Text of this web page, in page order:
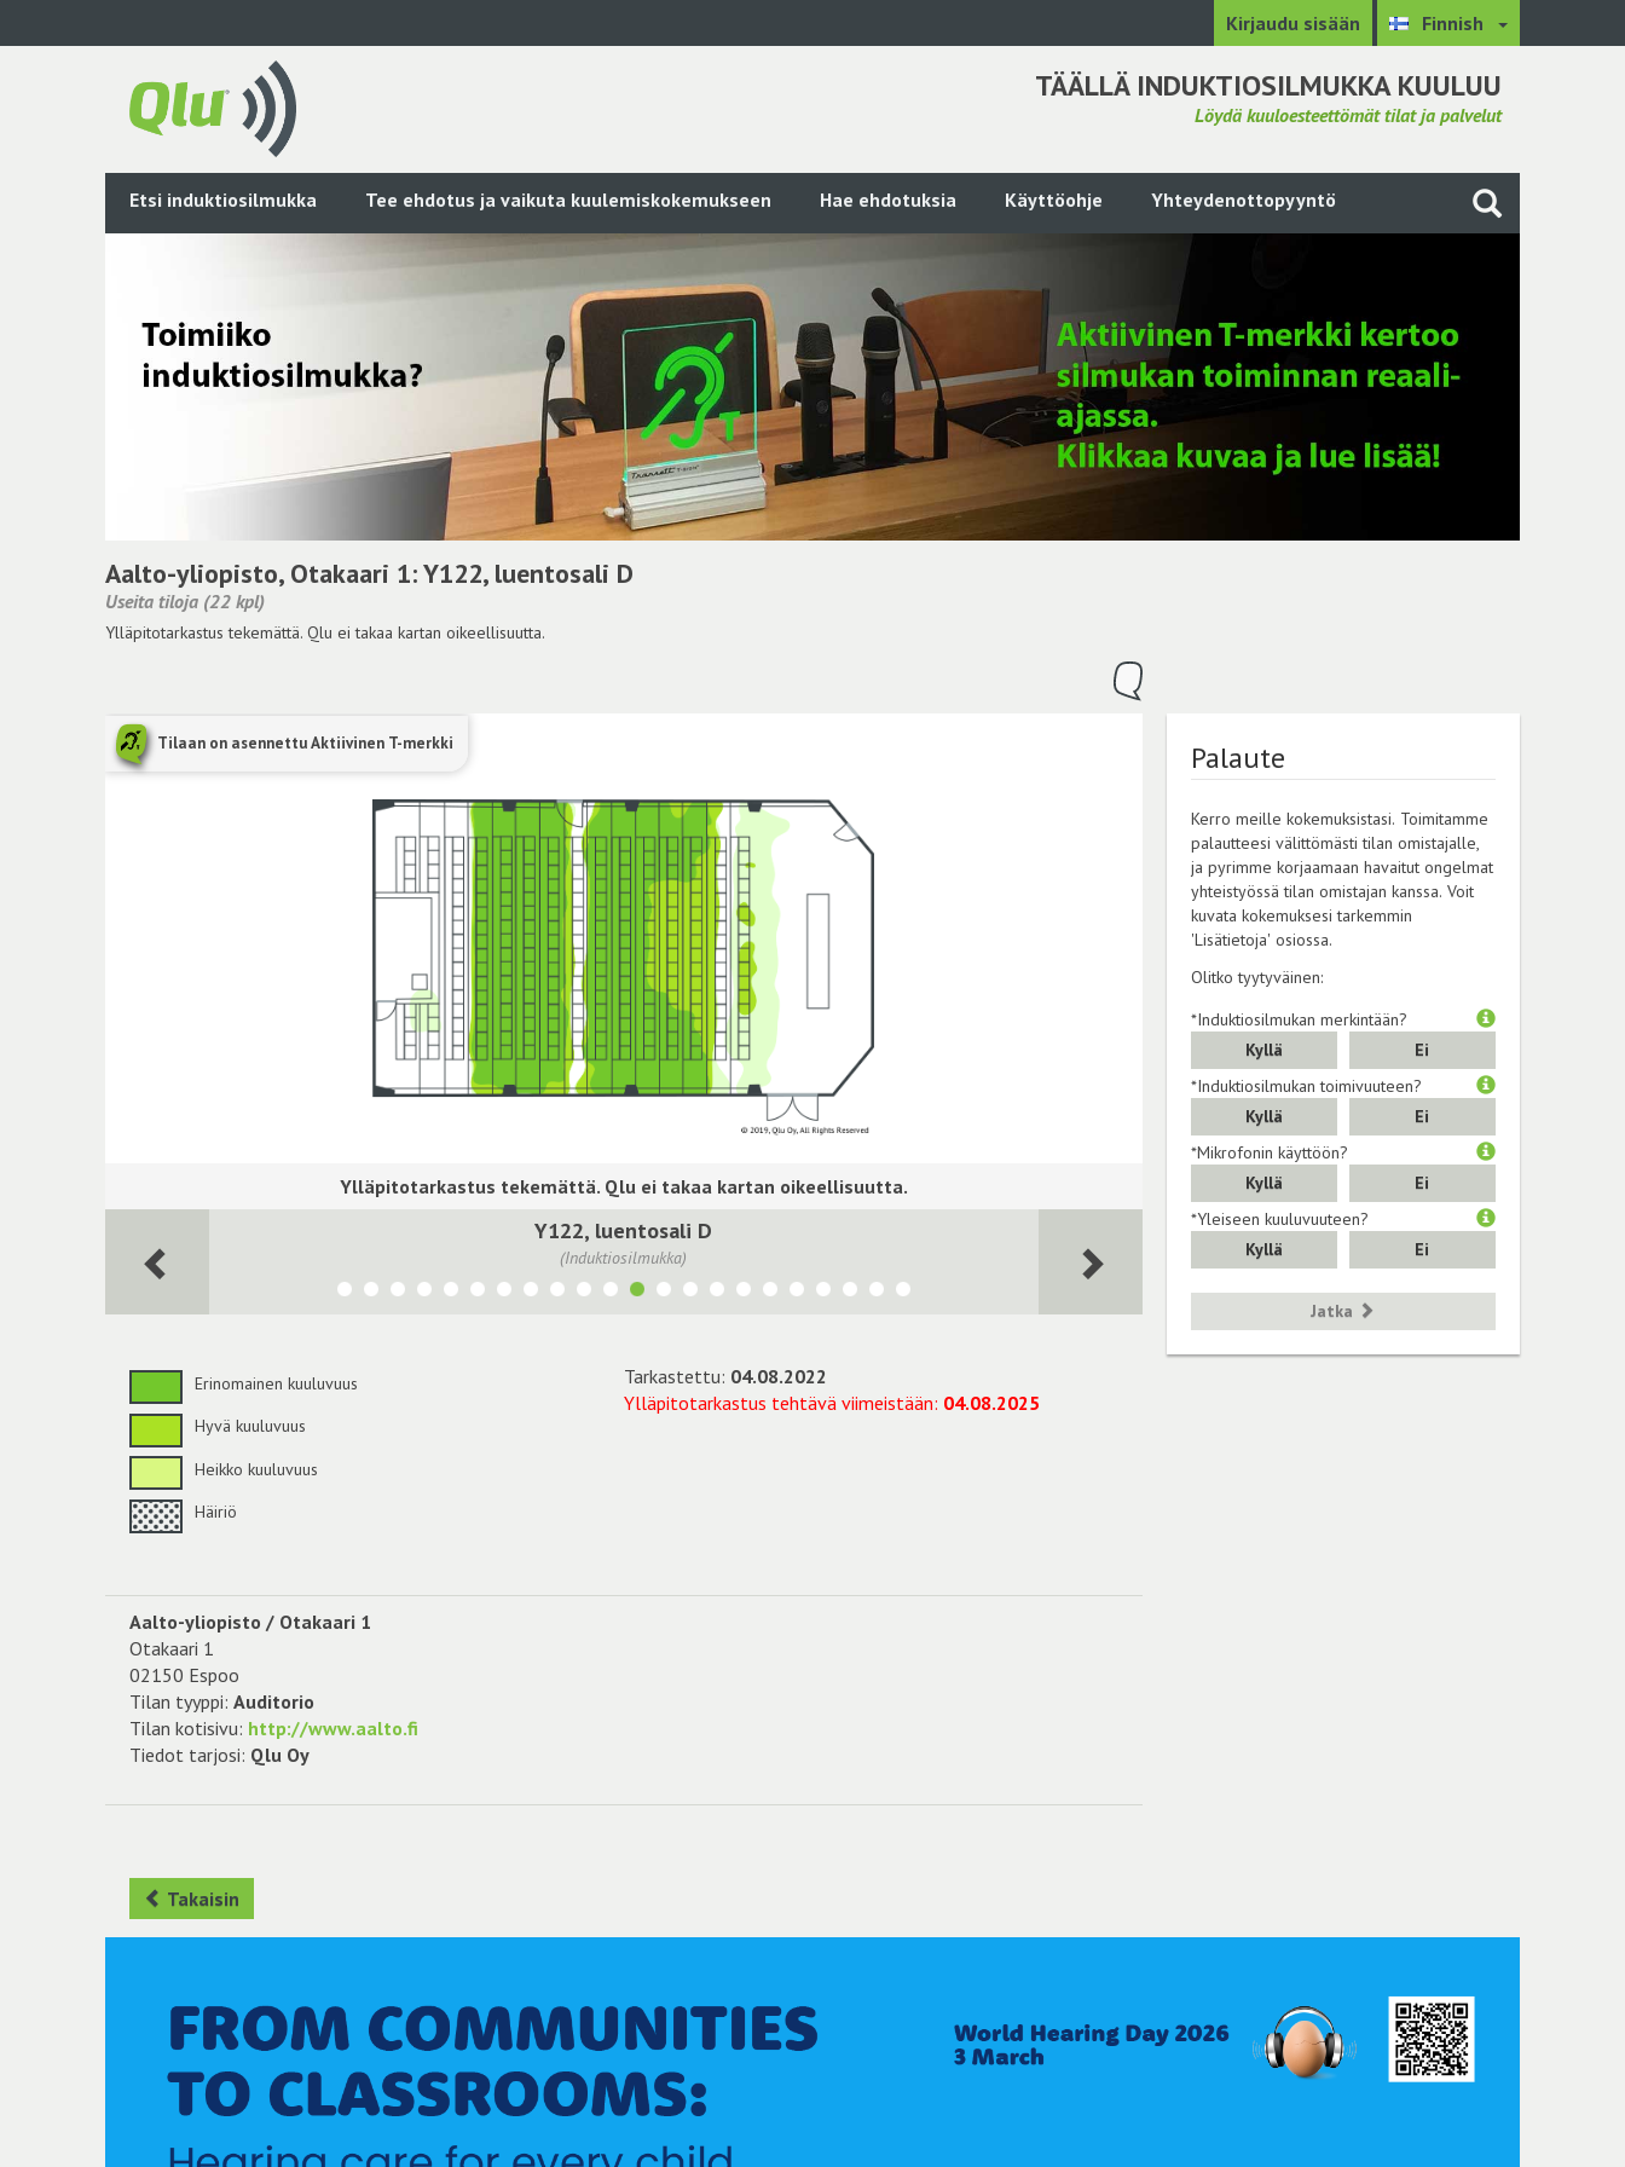
Kirjaudu sisään Finnish
TÄÄLLÄ INDUKTIOSILMUKKA KUULUU
Löydä kuuloesteettömät tilat ja palvelut
Etsi induktiosilmukka Tee ehdotus ja vaikuta kuulemiskokemukseen Hae ehdotuksia Käyttöohje Yhteydenottopyyntö
Aalto-yliopisto, Otakaari 1: Y122, luentosali D
Useita tiloja (22 kpl)
Ylläpitotarkastus tekemättä. Qlu ei takaa kartan oikeellisuutta.
Tilaan on asennettu Aktiivinen T-merkki
Y122, luentosali D
(Induktiosilmukka)
Erinomainen kuuluvuus
Hyvä kuuluvuus
Heikko kuuluvuus
Häiriö
Tarkastettu: 04.08.2022
Ylläpitotarkastus tehtävä viimeistään: 04.08.2025
Aalto-yliopisto / Otakaari 1
Otakaari 1
02150 Espoo
Tilan tyyppi: Auditorio
Tilan kotisivu: http://www.aalto.fi
Tiedot tarjosi: Qlu Oy
Palaute
Kerro meille kokemuksistasi. Toimitamme
palautteesi välittömästi tilan omistajalle,
ja pyrimme korjaamaan havaitut ongelmat
yhteistyössä tilan omistajan kanssa. Voit
kuvata kokemuksesi tarkemmin
'Lisätietoja' osiossa.
Olitko tyytyväinen:
*Induktiosilmukan merkintään?
Kyllä
Ei
*Induktiosilmukan toimivuuteen?
Kyllä
Ei
*Mikrofonin käyttöön?
Kyllä
Ei
*Yleiseen kuuluvuuteen?
Kyllä
Ei
Jatka
Takaisin